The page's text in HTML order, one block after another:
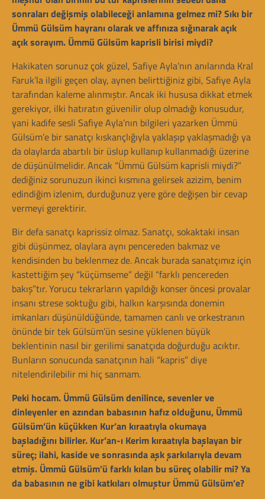
sonraları değişmiş olabileceği anlamına gelmez mi? Sıkı bir
Ümmü Gülsüm hayranı olarak ve affınıza sığınarak açık
açık sorayım. Ümmü Gülsüm kaprisli birisi miydi?
Hakikaten sorunuz çok güzel, Safiye Ayla’nın anılarında Kral
Faruk’la ilgili geçen olay, aynen belirttiğiniz gibi, Safiye Ayla
tarafından kaleme alınmıştır. Ancak iki hususa dikkat etmek
gerekiyor, ilki hatıratın güvenilir olup olmadığı konusudur,
yani kadife sesli Safiye Ayla’nın bilgileri yazarken Ümmü
Gülsüm’e bir sanatçı kıskançlığıyla yaklaşıp yaklaşmadığı ya
da olaylarda abartılı bir üslup kullanıp kullanmadığı üzerine
de düşünülmelidir. Ancak “Ümmü Gülsüm kaprisli miydi?”
dediğiniz sorunuzun ikinci kısmına gelirsek azizim, benim
edindiğim izlenim, durduğunuz yere göre değişen bir cevap
vermeyi gerektirir.
Bir defa sanatçı kaprissiz olmaz. Sanatçı, sokaktaki insan
gibi düşünmez, olaylara aynı pencereden bakmaz ve
kendisinden bu beklenmez de. Ancak burada sanatçımız için
kastettiğim şey “küçümseme” değil “farklı pencereden
bakış”tır. Yorucu tekrarların yapıldığı konser öncesi provalar
insanı strese soktuğu gibi, halkın karşısında donemin
imkanları düşünüldüğünde, tamamen canlı ve orkestranın
önünde bir tek Gülsüm’ün sesine yüklenen büyük
beklentinin nasıl bir gerilimi sanatçıda doğurduğu acıktır.
Bunların sonucunda sanatçının hali “kapris” diye
nitelendirilebilir mi hiç sanmam.
Peki hocam. Ümmü Gülsüm denilince, sevenler ve
dinleyenler en azından babasının hafız olduğunu, Ümmü
Gülsüm’ün küçükken Kur’an kıraatıyla okumaya
başladığını bilirler. Kur’an-ı Kerim kıraatıyla başlayan bir
süreç; ilahi, kaside ve sonrasında aşk şarkılarıyla devam
etmiş. Ümmü Gülsüm’ü farklı kılan bu süreç olabilir mi? Ya
da babasının ne gibi katkıları olmuştur Ümmü Gülsüm’e?